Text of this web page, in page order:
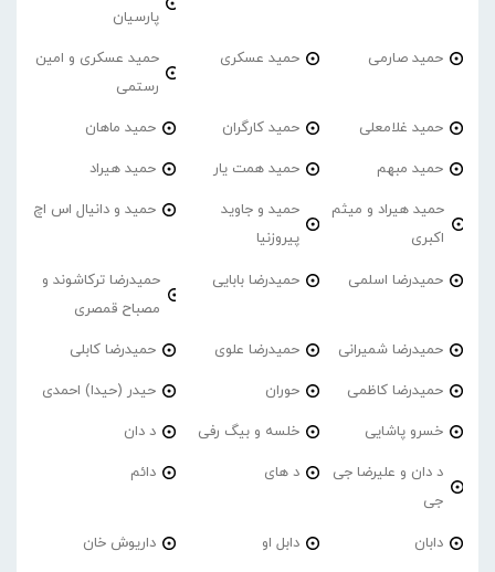
پارسیان
حمید صارمی حمید عسکری
حمید عسکری و امین
رستمی
حمید غلامعلی حمید کارگران حمید ماهان
حمید مبهم حمید همت یار حمید هیراد
حمید هیراد و میثم
اکبری
حمید و جاوید
پیروزنیا
حمید و دانیال اس اچ
حمیدرضا اسلمی حمیدرضا بابایی
حمیدرضا ترکاشوند و
مصباح قمصری
حمیدرضا شمیرانی حمیدرضا علوی حمیدرضا کابلی
حمیدرضا کاظمی حوران حیدر (حیدا) احمدی
خسرو پاشایی خلسه و بیگ رفی د دان
د دان و علیرضا جی
جی
د های دائم
دابان دابل او داریوش خان